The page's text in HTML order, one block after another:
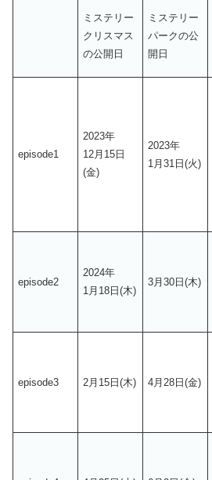
ミステリー
クリスマス
の公開日
ミステリー
パークの公
開日
episode1
2023年
12月15日
(金)
2023年
1月31日(火)
episode2
2024年
1月18日(木)
3月30日(木)
episode3 2月15日(木) 4月28日(金)